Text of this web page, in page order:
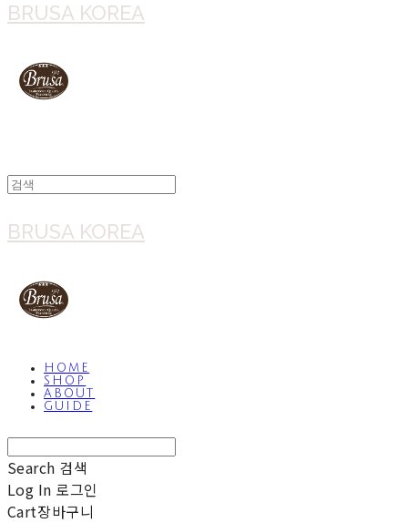
BRUSA KOREA
BRUSA KOREA
HOME
SHOP
ABOUT
GUIDE
Search 검색
Log In 로그인
Cart장바구니